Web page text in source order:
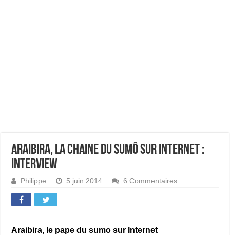
Araibira, la chaine du sumô sur internet :
interview
Philippe 5 juin 2014 6 Commentaires
Araibira, le pape du sumo sur Internet